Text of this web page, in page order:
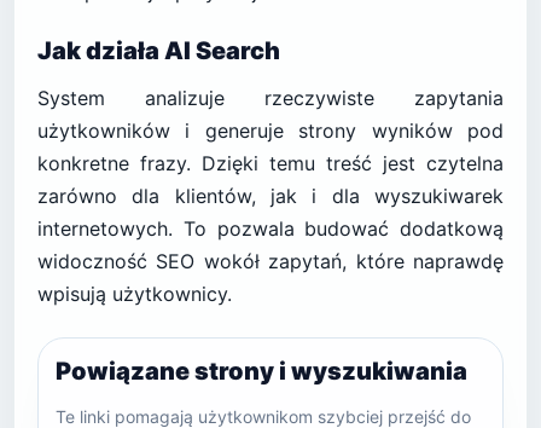
Jak działa AI Search
System analizuje rzeczywiste zapytania
użytkowników i generuje strony wyników pod
konkretne frazy. Dzięki temu treść jest czytelna
zarówno dla klientów, jak i dla wyszukiwarek
internetowych. To pozwala budować dodatkową
widoczność SEO wokół zapytań, które naprawdę
wpisują użytkownicy.
Powiązane strony i wyszukiwania
Te linki pomagają użytkownikom szybciej przejść do